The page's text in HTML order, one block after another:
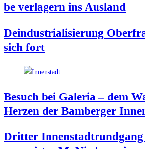
be ver­la­gern ins Ausland
Deindus­tria­li­sie­rung
sich fort
Besuch bei Gale­ria – dem
Her­zen der Bam­ber­ger
Drit­ter